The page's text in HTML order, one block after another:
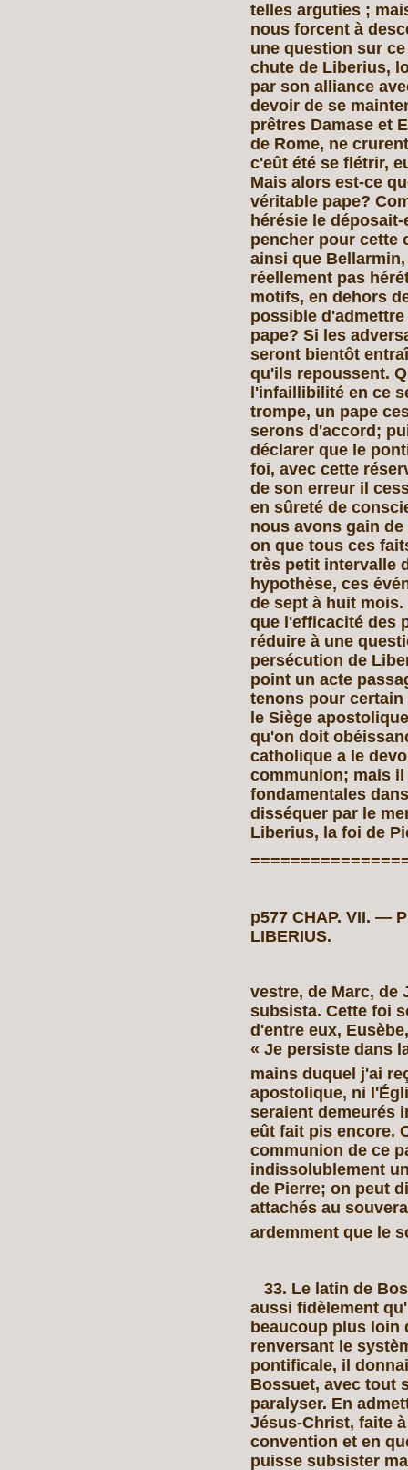
telles arguties ;
nous forcent à
une question sur
chute de Liberius,
par son alliance
devoir de se
prêtres Damase et
de Rome, ne
c'eût été se flétrir,
Mais alors est-ce
véritable pape?
hérésie le
pencher pour cette
ainsi que
réellement pas
motifs, en dehors
possible
pape? Si les
seront bientôt
qu'ils repoussent.
l'infaillibilité en ce
trompe, un pape
serons d'accord;
déclarer que le
foi, avec cette
de son erreur il
en sûreté de
nous avons gain
on que tous ces
très petit intervalle
hypothèse, ces
de sept à huit
que l'efficacité des
réduire à une
persécution de
point un acte
tenons pour certain
le Siège
qu'on doit
catholique a le
communion; mais
fondamentales
disséquer par le
Liberius, la foi de
p577 CHAP. VII. —
LIBERIUS.
vestre, de Marc, de
subsista. Cette foi
d'entre eux,
« Je persiste dans
mains duquel j'ai
apostolique, ni
seraient demeurés
eût fait pis encore.
communion de ce
indissolublement
de Pierre; on peut
attachés au
ardemment que le
33. Le latin de
aussi fidèlement
beaucoup plus loin
renversant le
pontificale, il
Bossuet, avec tout
paralyser. En
Jésus-Christ, faite
convention et en
puisse subsister